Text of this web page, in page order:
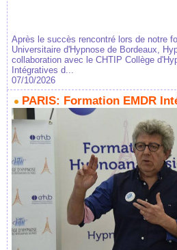
Après le succès rencontré lors de notre
Universitaire d'Hypnose de Bordeaux,
collaboration avec le CHTIP Collège
Intégratives d...
07/10/2026
PARIS: Formation EMDR